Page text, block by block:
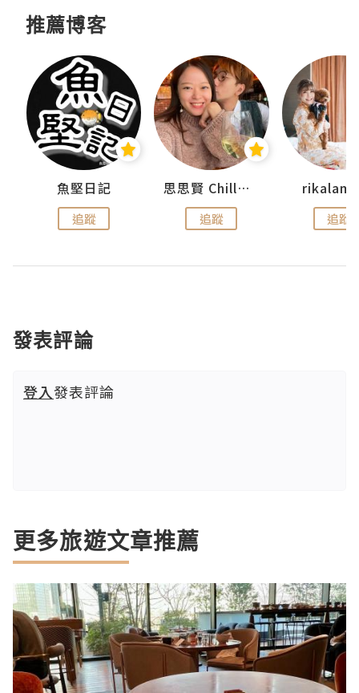
推薦博客
魚堅日記
追蹤
思思賢 ChillMyBabe
追蹤 追蹤
發表評論
登入發表評論
更多旅遊文章推薦